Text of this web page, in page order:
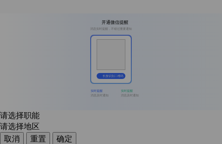
开通微信提醒
消息实时提醒，不错过重要通知
长按识别二维码
实时提醒
消息及时通知
实时提醒
消息及时通知
请选择职能
请选择地区
取消
重置 确定